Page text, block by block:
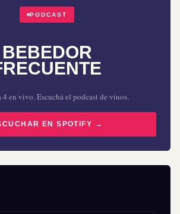
PODCAST
BEBEDOR
4 en vivo. Escuchá el podcast de vinos.
EN SPOTIFY →